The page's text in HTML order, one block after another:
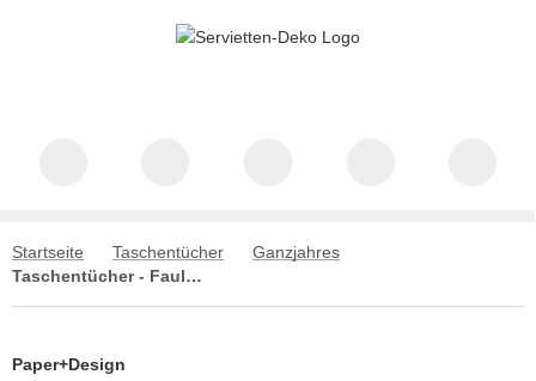
Startseite Taschentücher
Ganzjahres
Taschentücher - Faultier Pyjama party
Paper+Design